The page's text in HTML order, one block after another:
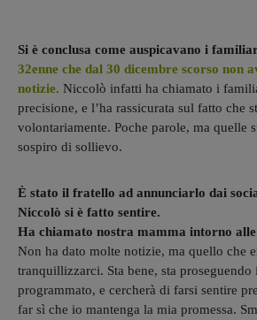
Si è conclusa come auspicavano i
32enne che dal 30 dicembre scorso non
notizie. Niccolò infatti ha chiamato i
precisione, e l’ha rassicurata sul fatto che
volontariamente. Poche parole, ma quelle
sospiro di sollievo.
È stato il fratello ad annunciarlo dai
Niccolò si è fatto sentire.
Ha chiamato nostra mamma intorno
Non ha dato molte notizie, ma quello che
tranquillizzarci. Sta bene, sta
programmato, e cercherà di farsi sentire
far sì che io mantenga la mia promessa.